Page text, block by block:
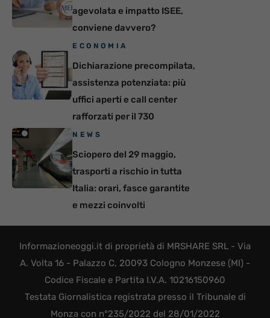
agevolata e impatto ISEE,
conviene davvero?
ECONOMIA
Dichiarazione precompilata,
assistenza potenziata: più
uffici aperti e call center
rafforzati per il 730
NEWS
Sciopero del 29 maggio,
trasporti a rischio in tutta
Italia: orari, fasce garantite
e mezzi coinvolti
Informazioneoggi.it di proprietà di MRSHARE SRL - Via
A. Volta 16 - Palazzo C, 20093 Cologno Monzese (MI) -
Codice Fiscale e Partita I.V.A. 10216150960
Testata Giornalistica registrata presso il Tribunale di
Monza con n°235/2022 del 28/01/2022